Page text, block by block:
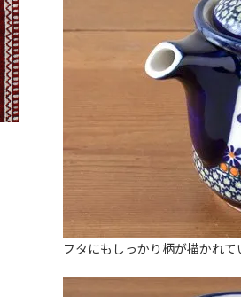
フタにもしっかり柄が描かれて